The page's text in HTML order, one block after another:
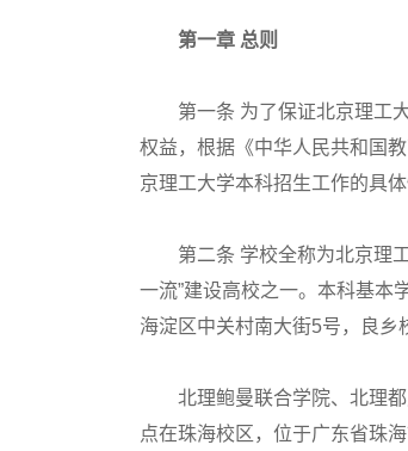
第一章 总则
第一条 为了保证北京理工大
权益，根据《中华人民共和国
京理工大学本科招生工作的具
第二条 学校全称为北京理工
一流”建设高校之一。本科基本
海淀区中关村南大街5号，良乡
北理鲍曼联合学院、北理都
点在珠海校区，位于广东省珠